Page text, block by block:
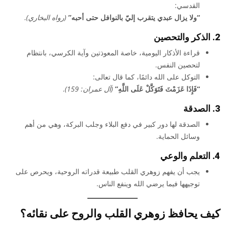
القدسي:
“ولا يزال عبدي يتقرب إليّ بالنوافل حتى أحبه” (رواه البخاري).
2. الذكر والتحصين
قراءة الأذكار اليومية، خاصة المعوذتين وآية الكرسي، بانتظام
لتحصين النفس.
التوكل على الله دائمًا، كما قال تعالى:
“فَإِذَا عَزَمْتَ فَتَوَكَّلْ عَلَى اللَّهِ” (آل عمران: 159) .
3. الصدقة
الصدقة لها دور كبير في دفع البلاء وجلب البركة، وهي من أهم
وسائل الحماية.
4. التعلم والوعي
يجب أن يفهم زوهري القلب طبيعة قدراته الروحية، ويحرص على
توجيهها فيما يرضي الله وينفع الناس.
كيف يحافظ زوهري القلب والروح على نقائه؟